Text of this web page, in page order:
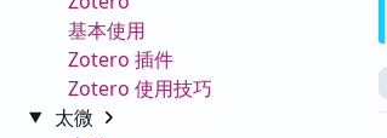
基本使用
Zotero 插件
Zotero 使用技巧
太微